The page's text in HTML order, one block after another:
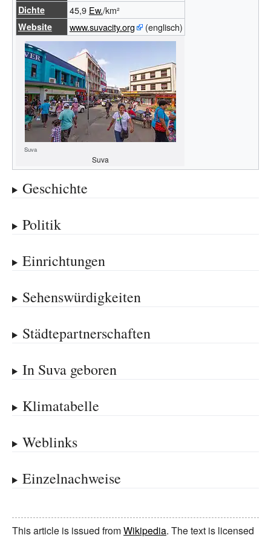
Dichte 45,9 Ew./km²
Website www.suvacity.org (englisch)
Suva
Suva
Geschichte
Politik
Einrichtungen
Sehenswürdigkeiten
Städtepartnerschaften
In Suva geboren
Klimatabelle
Weblinks
Einzelnachweise
This article is issued fromWikipedia. The text is licensed